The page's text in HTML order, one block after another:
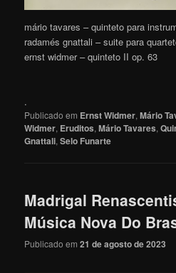
mário tavares – quinteto para
radamés gnattali – suite para
ernst widmer – quinteto II op. 63
.
Publicado em Ernst Widmer,Mário
Widmer, Eruditos,Mário Tavares,
Gnattali,Selo Funarte
Madrigal
Música Nova Do
Publicado em21 de agosto de 2023